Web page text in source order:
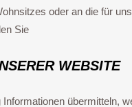
oder an die für
Sie
WEBSITE
übermitteln,